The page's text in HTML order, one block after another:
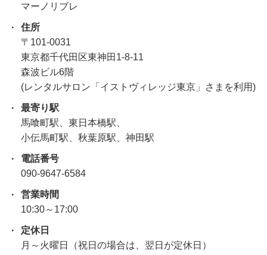
マーノリブレ
住所
〒101-0031
東京都千代田区東神田1-8-11
森波ビル6階
(レンタルサロン「イストヴィレッジ東京」さまを利用)
最寄り駅
馬喰町駅、東日本橋駅、
小伝馬町駅、秋葉原駅、神田駅
電話番号
090-9647-6584
営業時間
10:30～17:00
定休日
月～火曜日（祝日の場合は、翌日が定休日）